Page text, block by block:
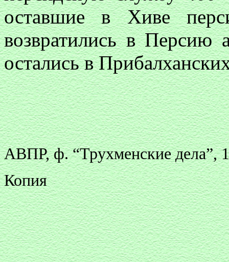
оставшие в Хиве
возвратились в Персию
остались в
АВПР, ф. “Трухменские дела”,
Копия